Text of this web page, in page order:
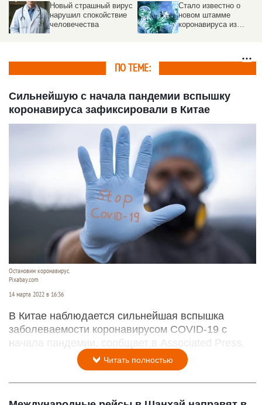
Новый страшный вирус
нарушил спокойствие
человечества
Стало известно о
новом штамме
коронавируса из
ПО ТЕМЕ:
Сильнейшую с начала пандемии вспышку
коронавируса зафиксировали в Китае
Остановим коронавирус.
Pixabay.com
14 марта 2022 в 16:36
В Китае наблюдается сильнейшая вспышка
заболеваемости коронавирусом COVID-19 с
начала пандемии, сообщает в Associated Press.
Читать полностью